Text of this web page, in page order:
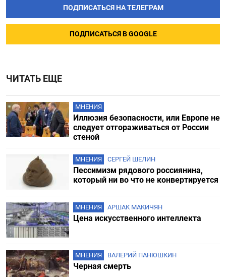
ПОДПИСАТЬСЯ НА ТЕЛЕГРАМ
ПОДПИСАТЬСЯ В GOOGLE
ЧИТАТЬ ЕЩЕ
МНЕНИЯ
Иллюзия безопасности, или Европе не
следует отгораживаться от России
стеной
МНЕНИЯ СЕРГЕЙ ШЕЛИН
Пессимизм рядового россиянина,
который ни во что не конвертируется
МНЕНИЯ АРШАК МАКИЧЯН
Цена искусственного интеллекта
МНЕНИЯ ВАЛЕРИЙ ПАНЮШКИН
Черная смерть